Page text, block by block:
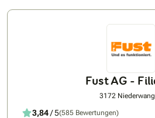
Fust AG -
3172
3,84/ 5(585 Bewertungen)